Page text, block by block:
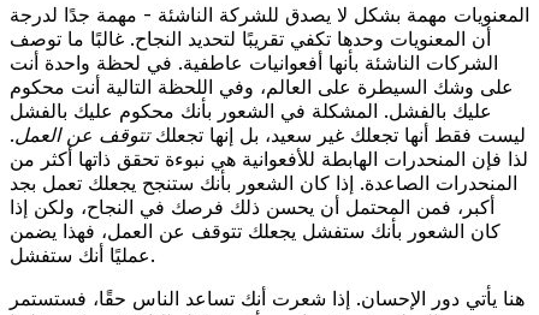
المعنويات مهمة بشكل لا يصدق للشركة الناشئة - مهمة جدًا لدرجة
أن المعنويات وحدها تكفي تقريبًا لتحديد النجاح. غالبًا ما توصف
الشركات الناشئة بأنها أفعوانيات عاطفية. في لحظة واحدة أنت
على وشك السيطرة على العالم، وفي اللحظة التالية أنت محكوم
عليك بالفشل. المشكلة في الشعور بأنك محكوم عليك بالفشل
ليست فقط أنها تجعلك غير سعيد، بل إنها تجعلكتتوقف عن العمل.
لذا فإن المنحدرات الهابطة للأفعوانية هي نبوءة تحقق ذاتها أكثر من
المنحدرات الصاعدة. إذا كان الشعور بأنك ستنجح يجعلك تعمل بجد
أكبر، فمن المحتمل أن يحسن ذلك فرصك في النجاح، ولكن إذا
كان الشعور بأنك ستفشل يجعلك تتوقف عن العمل، فهذا يضمن
عمليًا أنك ستفشل.
هنا يأتي دور الإحسان. إذا شعرت أنك تساعد الناس حقًا، فستستمر